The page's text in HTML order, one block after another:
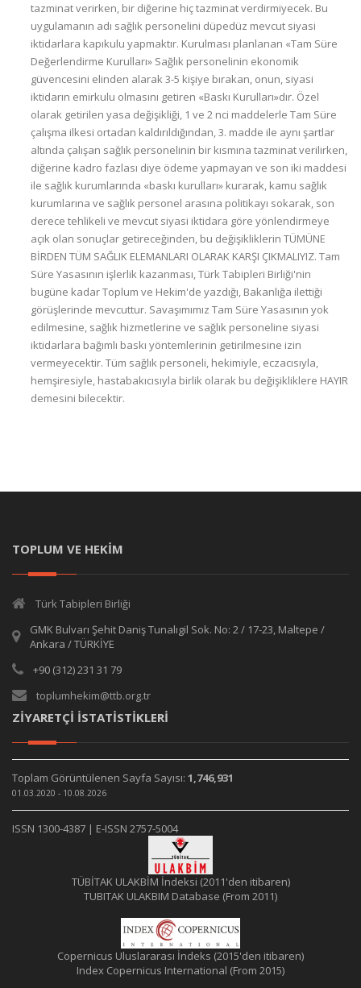
tazminat verirken, bir diğerine hiç tazminat verdirmiyecek. Bu
uygulamanın adı sağlık personelini düpedüz mevcut siyasi
iktidarlara kapıkulu yapmaktır. Kurulması planlanan «Tam Süre
Değerlendirme Kurulları» Sağlık personelinin ekonomik
güvencesini elinden alarak 3-5 kişiye bırakan, onun, siyasi
iktidarın emirkulu olmasını getiren «Baskı Kurulları»dır. Özel
olarak getirilen yasa değişikliği, 1 ve 2 nci maddelerle Tam Süre
çalışma ilkesi ortadan kaldırıldığından, 3. madde ile aynı şartlar
altında çalışan sağlık personelinin bir kısmına tazminat verilirken,
diğerine kadro fazlası diye ödeme yapmayan ve son iki maddesi
ile sağlık kurumlarında «baskı kurulları» kurarak, kamu sağlık
kurumlarına ve sağlık personel arasına politikayı sokarak, son
derece tehlikeli ve mevcut siyasi iktidara göre yönlendirmeye
açık olan sonuçlar getireceğinden, bu değişikliklerin TÜMÜNE
BİRDEN TÜM SAĞLIK ELEMANLARI OLARAK KARŞI ÇIKMALIYIZ. Tam
Süre Yasasının işlerlik kazanması, Türk Tabipleri Birliği'nin
bugüne kadar Toplum ve Hekim'de yazdığı, Bakanlığa ilettiği
görüşlerinde mevcuttur. Savaşımımız Tam Süre Yasasının yok
edilmesine, sağlık hizmetlerine ve sağlık personeline siyasi
iktidarlara bağımlı baskı yöntemlerinin getirilmesine izin
vermeyecektir. Tüm sağlık personeli, hekimiyle, eczacısıyla,
hemşiresiyle, hastabakıcısıyla birlik olarak bu değişikliklere HAYIR
demesini bilecektir.
TOPLUM VE HEKİM
Türk Tabipleri Birliği
GMK Bulvarı Şehit Daniş Tunalıgil Sok. No: 2 / 17-23, Maltepe /
Ankara / TÜRKİYE
+90 (312) 231 31 79
toplumhekim@ttb.org.tr
ZİYARETÇİ İSTATİSTİKLERİ
Toplam Görüntülenen Sayfa Sayısı: 1,746,931
01.03.2020 - 10.08.2026
ISSN 1300-4387 | E-ISSN 2757-5004
TÜBİTAK ULAKBİM İndeksi (2011'den itibaren)
TUBITAK ULAKBIM Database (From 2011)
Copernicus Uluslararası İndeks (2015'den itibaren)
Index Copernicus International (From 2015)